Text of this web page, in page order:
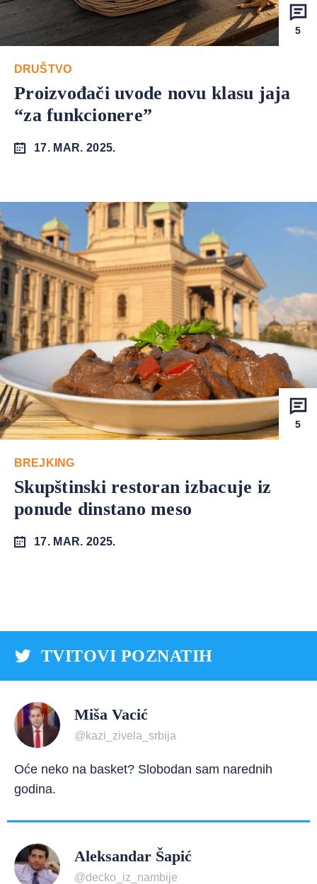
5
DRUŠTVO
Proizvođači uvode novu klasu jaja
“za funkcionere”
17. MAR. 2025.
5
BREJKING
Skupštinski restoran izbacuje iz
ponude dinstano meso
17. MAR. 2025.
TVITOVI POZNATIH
Miša Vacić
@kazi_zivela_srbija
Oće neko na basket? Slobodan sam narednih
godina.
Aleksandar Šapić
@decko_iz_nambije